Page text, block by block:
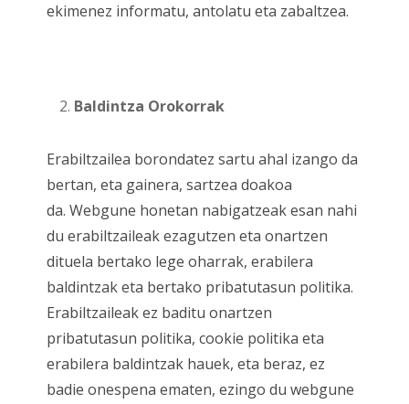
ekimenez informatu, antolatu eta zabaltzea.
Baldintza Orokorrak
Erabiltzailea borondatez sartu ahal izango da
bertan, eta gainera, sartzea doakoa
da. Webgune honetan nabigatzeak esan nahi
du erabiltzaileak ezagutzen eta onartzen
dituela bertako lege oharrak, erabilera
baldintzak eta bertako pribatutasun politika.
Erabiltzaileak ez baditu onartzen
pribatutasun politika, cookie politika eta
erabilera baldintzak hauek, eta beraz, ez
badie onespena ematen, ezingo du webgune